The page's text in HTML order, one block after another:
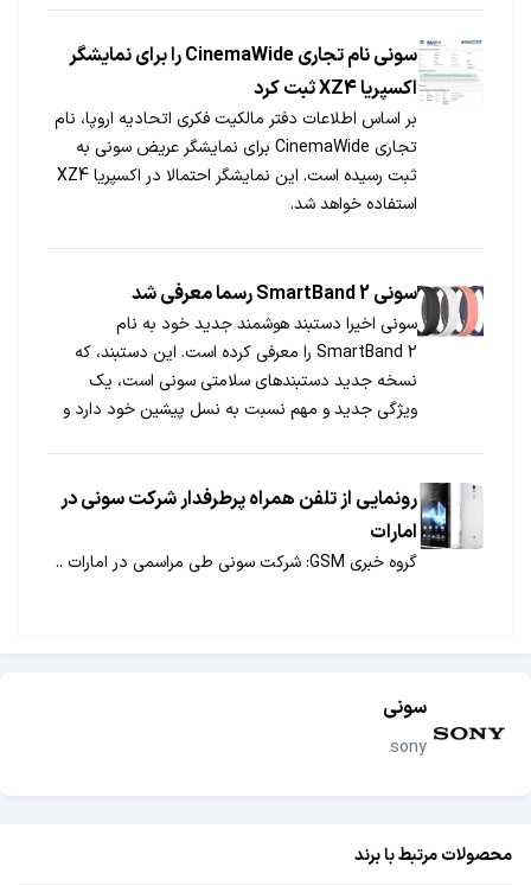
سونی نام تجاری CinemaWide را برای نمایشگر
اکسپریا XZ4 ثبت کرد
بر اساس اطلاعات دفتر مالکیت فکری اتحادیه اروپا، نام
تجاری CinemaWide برای نمایشگر عریض سونی به
ثبت رسیده است. این نمایشگر احتمالا در اکسپریا XZ4
استفاده خواهد شد.
سونی SmartBand 2 رسما معرفی شد
سونی اخیرا دستبند هوشمند جدید خود به نام
SmartBand 2 را معرفی کرده است. این دستبند، که
نسخه جدید دستبندهای سلامتی سونی است، یک
ویژگی جدید و مهم نسبت به نسل پیشین خود دارد و
دستبند آشنا شوید.
رونمایی از تلفن همراه پرطرفدار شرکت سونی در
امارات
گروه خبری GSM: شرکت سونی طی مراسمی در امارات ..
سونی
sony
محصولات مرتبط با برند